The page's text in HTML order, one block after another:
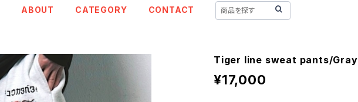
ABOUT CATEGORY CONTACT
Tiger line sweat pants/Gray
¥17,000